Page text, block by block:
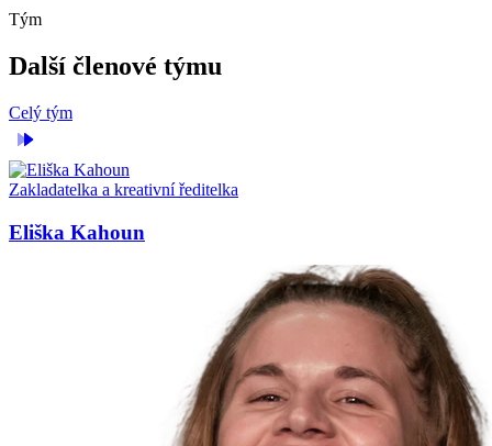
Tým
Další členové týmu
Celý tým
Zakladatelka a kreativní ředitelka
Eliška Kahoun